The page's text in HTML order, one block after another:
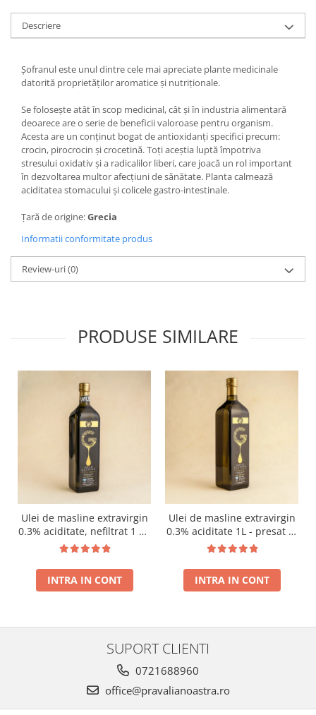
Descriere
Șofranul este unul dintre cele mai apreciate plante medicinale
datorită proprietăților aromatice și nutriționale.
Se folosește atât în scop medicinal, cât și în industria alimentară
deoarece are o serie de beneficii valoroase pentru organism.
Acesta are un conținut bogat de antioxidanți specifici precum:
crocin, pirocrocin și crocetină. Toți aceștia luptă împotriva
stresului oxidativ și a radicalilor liberi, care joacă un rol important
în dezvoltarea multor afecțiuni de sănătate. Planta calmează
aciditatea stomacului și colicele gastro-intestinale.
Țară de origine:Grecia
Informatii conformitate produs
Review-uri(0)
PRODUSE SIMILARE
Ulei de masline extravirgin
0.3% aciditate, nefiltrat 1 L -
presat la rece RECOLTA
INTRA IN CONT
Ulei de masline extravirgin
0.3% aciditate 1L - presat la
rece RECOLTA NOUA
INTRA IN CONT
SUPORT CLIENTI
0721688960
office@pravalianoastra.ro